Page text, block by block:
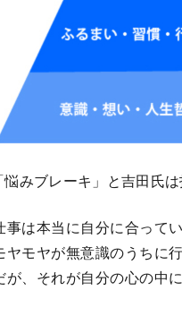
みブレーキ」と吉田氏は
は本当に自分に合っ
モヤが無意識のうちに
、それが自分の心の中